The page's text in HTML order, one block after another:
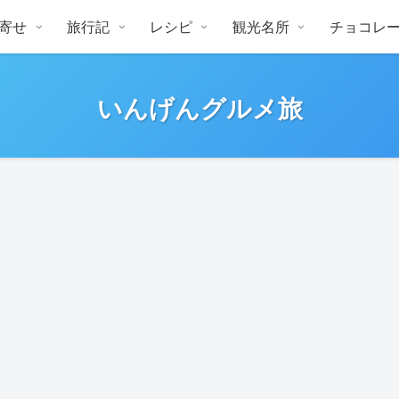
いんげんグルメ旅
せ 旅行記 レシピ 観光名所 チョコレ